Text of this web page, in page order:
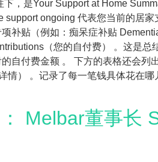
，是Your Support at Home
ongoing 代表您当前的居
补贴（例如：痴呆症补贴
（您的自付费） 。这是总
自付费金额 。 下方的表格还会列
） 。记录了每一笔钱具体花在
Melbar董事长